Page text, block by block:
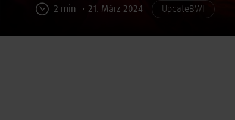
2 min 21. März 2024 UpdateBWI